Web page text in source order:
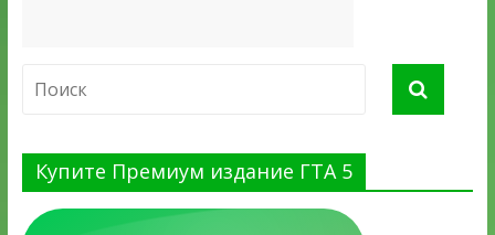
Купите Премиум издание ГТА 5